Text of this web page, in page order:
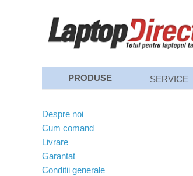
PRODUSE SERVICE
Despre noi
Cum comand
Livrare
Garantat
Conditii generale